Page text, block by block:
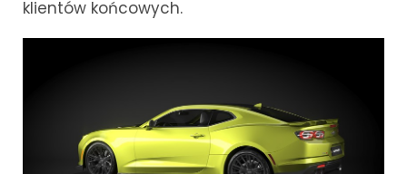
klientów końcowych.